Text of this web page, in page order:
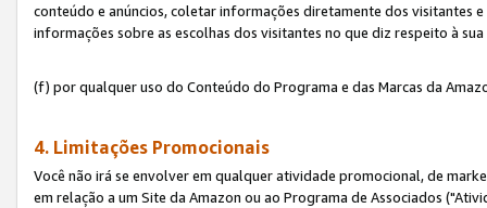
conteúdo e anúncios, coletar informações diretamente dos visitantes
informações sobre as escolhas dos visitantes no que diz respeito à
(f) por qualquer uso do Conteúdo do Programa e das Marcas da
4. Limitações Promocionais
Você não irá se envolver em qualquer atividade promocional, de
em relação a um Site da Amazon ou ao Programa de Associados